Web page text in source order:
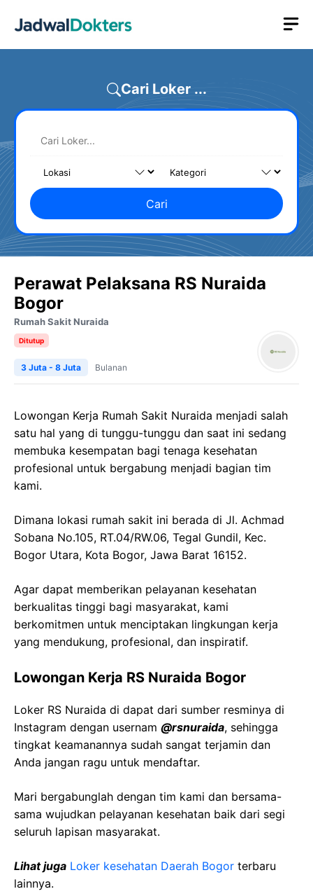
Cari Loker ...
Cari
Perawat Pelaksana RS Nuraida
Bogor
Rumah Sakit Nuraida
Ditutup
3 Juta - 8 Juta Bulanan
Lowongan Kerja Rumah Sakit Nuraida menjadi salah
satu hal yang di tunggu-tunggu dan saat ini sedang
membuka kesempatan bagi tenaga kesehatan
profesional untuk bergabung menjadi bagian tim
kami.
Dimana lokasi rumah sakit ini berada di Jl. Achmad
Sobana No.105, RT.04/RW.06, Tegal Gundil, Kec.
Bogor Utara, Kota Bogor, Jawa Barat 16152.
Agar dapat memberikan pelayanan kesehatan
berkualitas tinggi bagi masyarakat, kami
berkomitmen untuk menciptakan lingkungan kerja
yang mendukung, profesional, dan inspiratif.
Lowongan Kerja RS Nuraida Bogor
Loker RS Nuraida di dapat dari sumber resminya di
Instagram dengan usernam @rsnuraida, sehingga
tingkat keamanannya sudah sangat terjamin dan
Anda jangan ragu untuk mendaftar.
Mari bergabunglah dengan tim kami dan bersama-
sama wujudkan pelayanan kesehatan baik dari segi
seluruh lapisan masyarakat.
Lihat juga Loker kesehatan Daerah Bogor terbaru
lainnya.